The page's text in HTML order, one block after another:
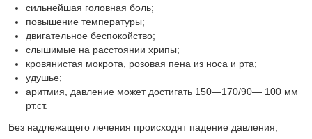
сильнейшая головная боль;
повышение температуры;
двигательное беспокойство;
слышимые на расстоянии хрипы;
кровянистая мокрота, розовая пена из носа и рта;
удушье;
аритмия, давление может достигать 150—170/90— 100 мм
рт.ст.
Без надлежащего лечения происходят падение давления,